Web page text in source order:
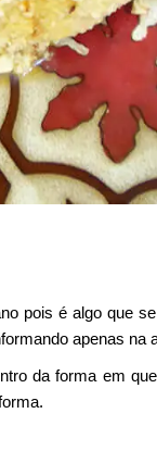
pois é algo que
apenas na
da forma em